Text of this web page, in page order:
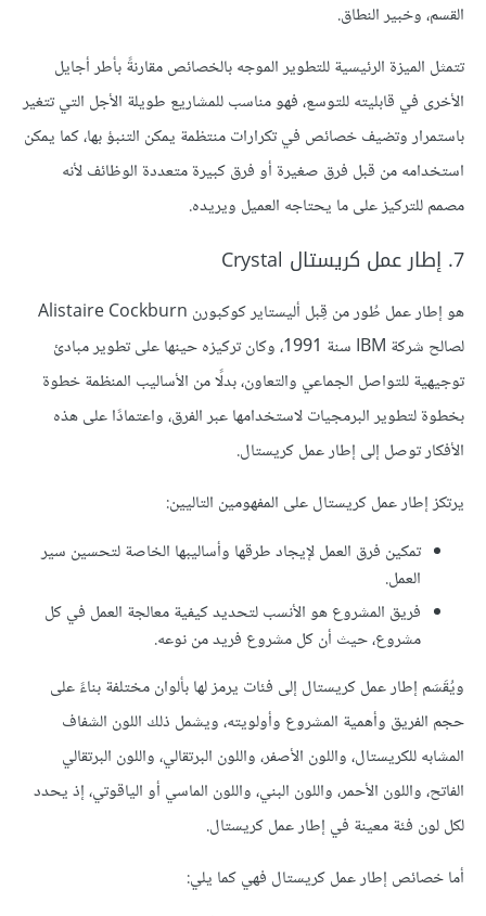
القسم، وخبير النطاق.
تتمثل الميزة الرئيسية للتطوير الموجه بالخصائص مقارنةً بأطر أجايل
الأخرى في قابليته للتوسع، فهو مناسب للمشاريع طويلة الأجل التي تتغير
باستمرار وتضيف خصائص في تكرارات منتظمة يمكن التنبؤ بها، كما يمكن
استخدامه من قبل فرق صغيرة أو فرق كبيرة متعددة الوظائف لأنه
مصمم للتركيز على ما يحتاجه العميل ويريده.
7. إطار عمل كريستال Crystal
هو إطار عمل طُور من قِبل أليستاير كوكبورن Alistaire Cockburn
لصالح شركة IBM سنة 1991، وكان تركيزه حينها على تطوير مبادئ
توجيهية للتواصل الجماعي والتعاون، بدلًا من الأساليب المنظمة خطوة
بخطوة لتطوير البرمجيات لاستخدامها عبر الفرق، واعتمادًا على هذه
الأفكار توصل إلى إطار عمل كريستال.
يرتكز إطار عمل كريستال على المفهومين التاليين:
تمكين فرق العمل لإيجاد طرقها وأساليبها الخاصة لتحسين سير
العمل.
فريق المشروع هو الأنسب لتحديد كيفية معالجة العمل في كل
مشروع، حيث أن كل مشروع فريد من نوعه.
ويُقَسَم إطار عمل كريستال إلى فئات يرمز لها بألوان مختلفة بناءً على
حجم الفريق وأهمية المشروع وأولويته، ويشمل ذلك اللون الشفاف
المشابه للكريستال، واللون الأصفر، واللون البرتقالي، واللون البرتقالي
الفاتح، واللون الأحمر، واللون البني، واللون الماسي أو الياقوتي، إذ يحدد
لكل لون فئة معينة في إطار عمل كريستال.
أما خصائص إطار عمل كريستال فهي كما يلي: